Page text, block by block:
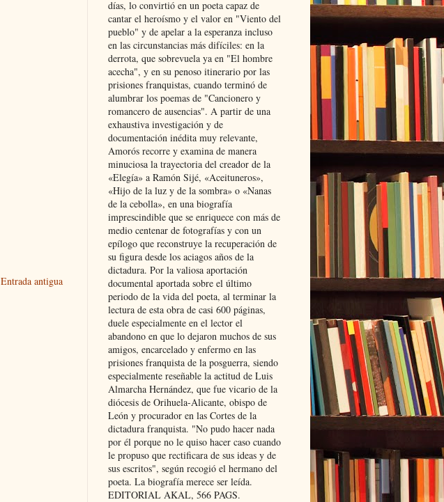
Entrada antigua
días, lo convirtió en un poeta capaz de
cantar el heroísmo y el valor en "Viento del
pueblo" y de apelar a la esperanza incluso
en las circunstancias más difíciles: en la
derrota, que sobrevuela ya en "El hombre
acecha", y en su penoso itinerario por las
prisiones franquistas, cuando terminó de
alumbrar los poemas de "Cancionero y
romancero de ausencias". A partir de una
exhaustiva investigación y de
documentación inédita muy relevante,
Amorós recorre y examina de manera
minuciosa la trayectoria del creador de la
«Elegía» a Ramón Sijé, «Aceituneros»,
«Hijo de la luz y de la sombra» o «Nanas
de la cebolla», en una biografía
imprescindible que se enriquece con más de
medio centenar de fotografías y con un
epílogo que reconstruye la recuperación de
su figura desde los aciagos años de la
dictadura. Por la valiosa aportación
documental aportada sobre el último
periodo de la vida del poeta, al terminar la
lectura de esta obra de casi 600 páginas,
duele especialmente en el lector el
abandono en que lo dejaron muchos de sus
amigos, encarcelado y enfermo en las
prisiones franquista de la posguerra, siendo
especialmente reseñable la actitud de Luis
Almarcha Hernández, que fue vicario de la
diócesis de Orihuela-Alicante, obispo de
León y procurador en las Cortes de la
dictadura franquista. "No pudo hacer nada
por él porque no le quiso hacer caso cuando
le propuso que rectificara de sus ideas y de
sus escritos", según recogió el hermano del
poeta. La biografía merece ser leída.
EDITORIAL AKAL, 566 PAGS.